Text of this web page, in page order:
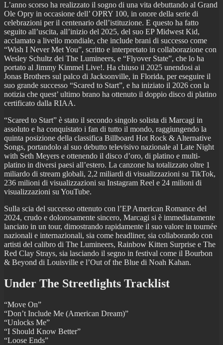
L’anno scorso ha realizzato il sogno di una vita debuttando al Grand
Ole Opry in occasione dell’ OPRY 100, in onore della serie di
celebrazioni per il centenario dell’istituzione. E questo ha fatto
seguito all’uscita, all’inizio del 2025, del suo EP Midwest Kid,
acclamato a livello mondiale, che include brani di successo come
“Wish I Never Met You”, scritto e interpretato in collaborazione con
Wesley Schultz dei The Lumineers, e “Flyover State”, che lo ha
portato al Jimmy Kimmel Live!. Ha chiuso il 2025 unendosi ai
Jonas Brothers sul palco di Jacksonville, in Florida, per eseguire il
suo grande successo “Scared to Start”, e ha iniziato il 2026 con la
notizia che quest’ ultimo brano ha ottenuto il doppio disco di platino
certificato dalla RIAA.
“Scared to Start” è stato il secondo singolo solista di Marcagi in
assoluto e ha conquistato i fan di tutto il mondo, raggiungendo la
quinta posizione della classifica Billboard Hot Rock & Alternative
Songs, portandolo al suo debutto televisivo nazionale al Late Night
with Seth Meyers e ottenendo il disco d’oro, di platino e multi-
platino in diversi paesi all’estero. La canzone ha totalizzato oltre 1
miliardo di stream globali, 2,2 miliardi di visualizzazioni su TikTok,
236 milioni di visualizzazioni su Instagram Reel e 24 milioni di
visualizzazioni su YouTube.
Sulla scia del successo ottenuto con l’EP American Romance del
2024, crudo e dolorosamente sincero, Marcagi si è immediatamente
lanciato in un tour, dimostrando rapidamente il suo valore in tournée
nazionali e internazionali, sia come headliner, sia collaborando con
artisti del calibro di The Lumineers, Rainbow Kitten Surprise e The
Red Clay Strays, sia lasciando il segno in festival come il Bourbon
& Beyond di Louisville e l’Out of the Blue di Noah Kahan.
Under The Streetlights Tracklist
“Move On”
“Don’t Include Me (American Dream)”
“Unlocks Me”
“I Should Know Better”
“Loose Ends”